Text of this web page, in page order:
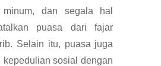
dan segala hal
puasa dari fajar
Selain itu, puasa juga
kepedulian sosial dengan